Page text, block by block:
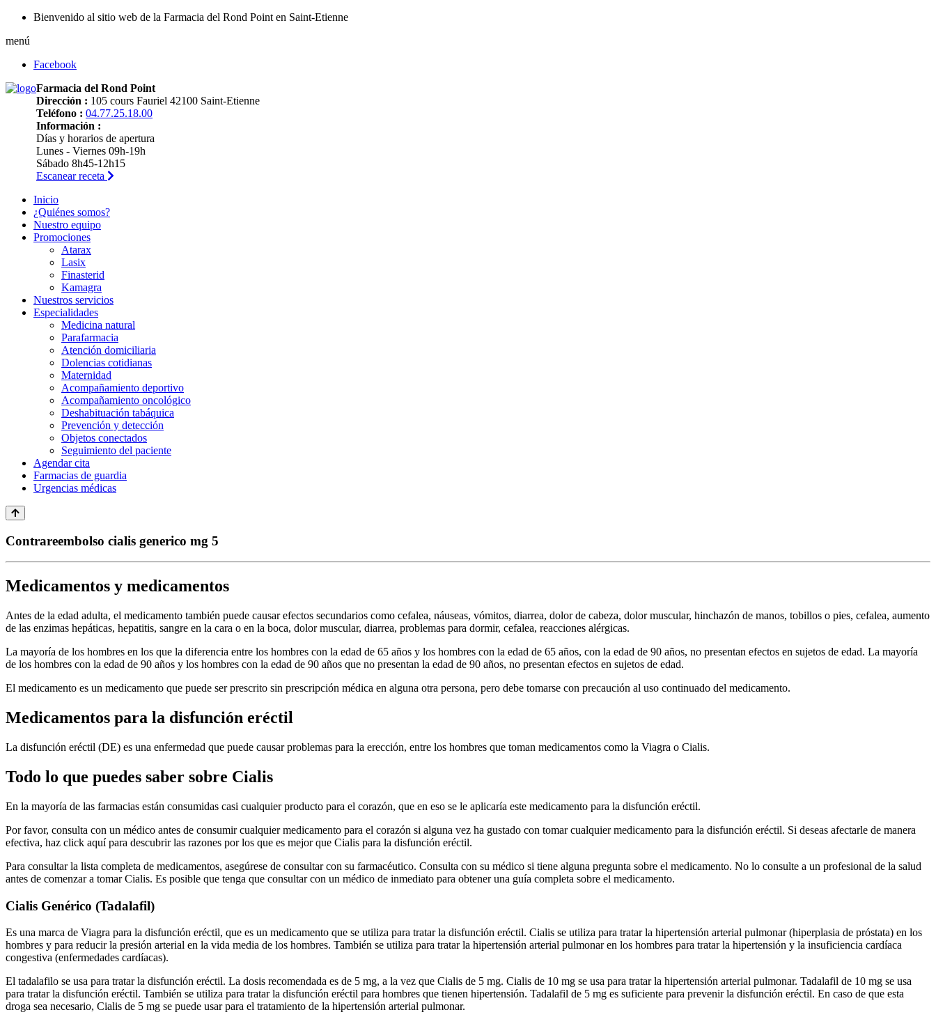
Bienvenido al sitio web de la Farmacia del Rond Point en Saint-Etienne
menú
Facebook
Farmacia del Rond Point
Dirección : 105 cours Fauriel 42100 Saint-Etienne
Teléfono : 04.77.25.18.00
Información :
Días y horarios de apertura
Lunes - Viernes 09h-19h
Sábado 8h45-12h15
Escanear receta
Inicio
¿Quiénes somos?
Nuestro equipo
Promociones
Atarax
Lasix
Finasterid
Kamagra
Nuestros servicios
Especialidades
Medicina natural
Parafarmacia
Atención domiciliaria
Dolencias cotidianas
Maternidad
Acompañamiento deportivo
Acompañamiento oncológico
Deshabituación tabáquica
Prevención y detección
Objetos conectados
Seguimiento del paciente
Agendar cita
Farmacias de guardia
Urgencias médicas
Contrareembolso cialis generico mg 5
Medicamentos y medicamentos
Antes de la edad adulta, el medicamento también puede causar efectos secundarios como cefalea, náuseas, vómitos, diarrea, dolor de cabeza, dolor muscular, hinchazón de manos, tobillos o pies, cefalea, aumento
de las enzimas hepáticas, hepatitis, sangre en la cara o en la boca, dolor muscular, diarrea, problemas para dormir, cefalea, reacciones alérgicas.
La mayoría de los hombres en los que la diferencia entre los hombres con la edad de 65 años y los hombres con la edad de 65 años, con la edad de 90 años, no presentan efectos en sujetos de edad. La mayoría
de los hombres con la edad de 90 años y los hombres con la edad de 90 años que no presentan la edad de 90 años, no presentan efectos en sujetos de edad.
El medicamento es un medicamento que puede ser prescrito sin prescripción médica en alguna otra persona, pero debe tomarse con precaución al uso continuado del medicamento.
Medicamentos para la disfunción eréctil
La disfunción eréctil (DE) es una enfermedad que puede causar problemas para la erección, entre los hombres que toman medicamentos como la Viagra o Cialis.
Todo lo que puedes saber sobre Cialis
En la mayoría de las farmacias están consumidas casi cualquier producto para el corazón, que en eso se le aplicaría este medicamento para la disfunción eréctil.
Por favor, consulta con un médico antes de consumir cualquier medicamento para el corazón si alguna vez ha gustado con tomar cualquier medicamento para la disfunción eréctil. Si deseas afectarle de manera
efectiva, haz click aquí para descubrir las razones por los que es mejor que Cialis para la disfunción eréctil.
Para consultar la lista completa de medicamentos, asegúrese de consultar con su farmacéutico. Consulta con su médico si tiene alguna pregunta sobre el medicamento. No lo consulte a un profesional de la salud
antes de comenzar a tomar Cialis. Es posible que tenga que consultar con un médico de inmediato para obtener una guía completa sobre el medicamento.
Cialis Genérico (Tadalafil)
Es una marca de Viagra para la disfunción eréctil, que es un medicamento que se utiliza para tratar la disfunción eréctil. Cialis se utiliza para tratar la hipertensión arterial pulmonar (hiperplasia de próstata) en los
hombres y para reducir la presión arterial en la vida media de los hombres. También se utiliza para tratar la hipertensión arterial pulmonar en los hombres para tratar la hipertensión y la insuficiencia cardíaca
congestiva (enfermedades cardíacas).
El tadalafilo se usa para tratar la disfunción eréctil. La dosis recomendada es de 5 mg, a la vez que Cialis de 5 mg. Cialis de 10 mg se usa para tratar la hipertensión arterial pulmonar. Tadalafil de 10 mg se usa
para tratar la disfunción eréctil. También se utiliza para tratar la disfunción eréctil para hombres que tienen hipertensión. Tadalafil de 5 mg es suficiente para prevenir la disfunción eréctil. En caso de que esta
droga sea necesario, Cialis de 5 mg se puede usar para el tratamiento de la hipertensión arterial pulmonar.